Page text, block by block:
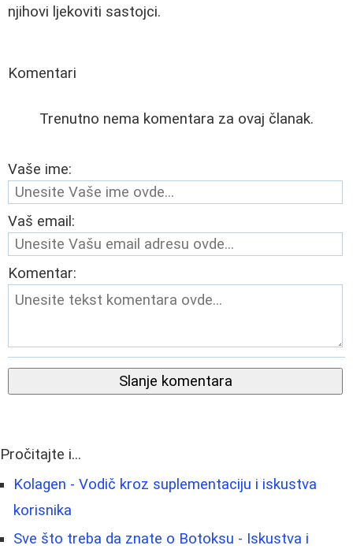
njihovi ljekoviti sastojci.
Komentari
Trenutno nema komentara za ovaj članak.
Vaše ime:
Vaš email:
Komentar:
Slanje komentara
Pročitajte i...
Kolagen - Vodič kroz suplementaciju i iskustva
korisnika
Sve što treba da znate o Botoksu - Iskustva i